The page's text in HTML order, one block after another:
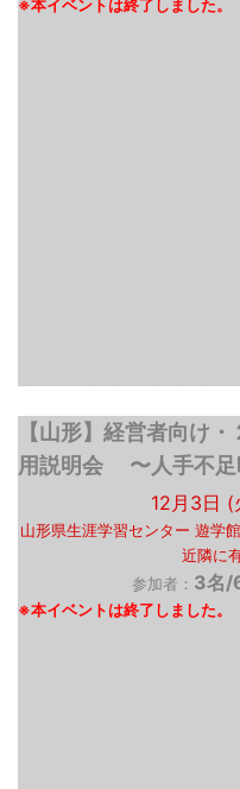
【山形】経営者向け
用説明会 〜人手不足
12月3日
山形県生涯学習センター 遊学
近隣に
参加者： 3名/